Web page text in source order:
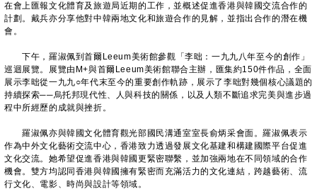
在會上匯報文化體育及旅遊局近期的工作，並概述促進香港與韓國交流合作的
計劃。戴兵亦分享他對中韓兩地文化和旅遊合作的見解，並指出合作的潛在機
會。
下午，羅淑佩到首爾Leeum美術館參觀「李昢：一九九八年至今的創作」
巡迴展覽。展覽由M+與首爾Leeum美術館聯合主辦，匯集約150件作品，全面
展示李昢從一九九○年代末至今的重要創作軌跡，展示了李昢對幾個核心議題的
持續探索──烏托邦現代性、人與科技的關係，以及人類不斷追求完美與進步過
程中所經歷的成就與挫折。
羅淑佩亦與韓國文化體育觀光部國民溝通室室長俞炳采會面。羅淑佩表示
作為中外文化藝術交流中心，香港致力透過發展文化基建和構建國際平台促進
文化交流。她希望促進香港與韓國更緊密聯繫，並加強兩地在不同領域的合作
機會。雙方均認同香港與韓國擁有緊密而充滿活力的文化連結，跨越藝術、流
行文化、電影、時尚與設計等領域。